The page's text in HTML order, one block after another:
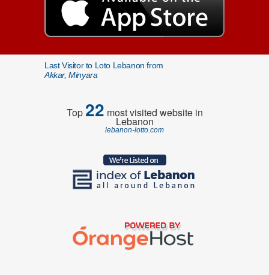
Last Visitor to Loto Lebanon from
Akkar, Minyara
Top22 most visited website in
Lebanon
lebanon-lotto.com